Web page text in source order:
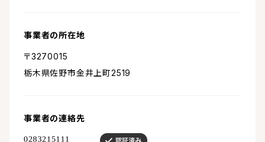
事業者の所在地
〒3270015
栃木県佐野市金井上町2519
事業者の連絡先